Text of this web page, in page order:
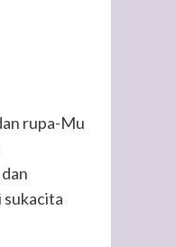
rupa-Mu
sukacita